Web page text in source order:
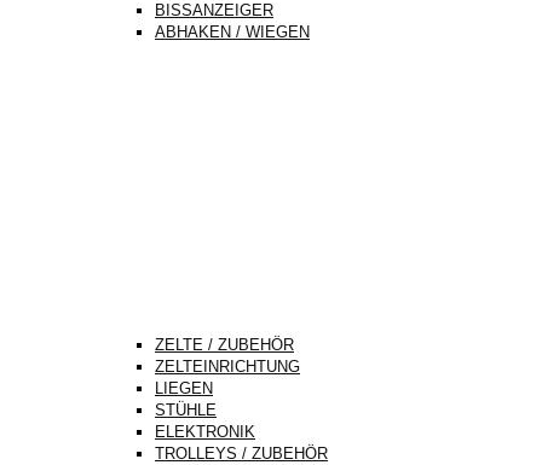
BISSANZEIGER
ABHAKEN / WIEGEN
ZELTE / ZUBEHÖR
ZELTEINRICHTUNG
LIEGEN
STÜHLE
ELEKTRONIK
TROLLEYS / ZUBEHÖR